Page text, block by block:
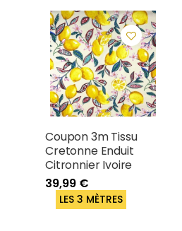
Coupon 3m Tissu
Cretonne Enduit
Citronnier Ivoire
39,99 €
LES 3 MÈTRES